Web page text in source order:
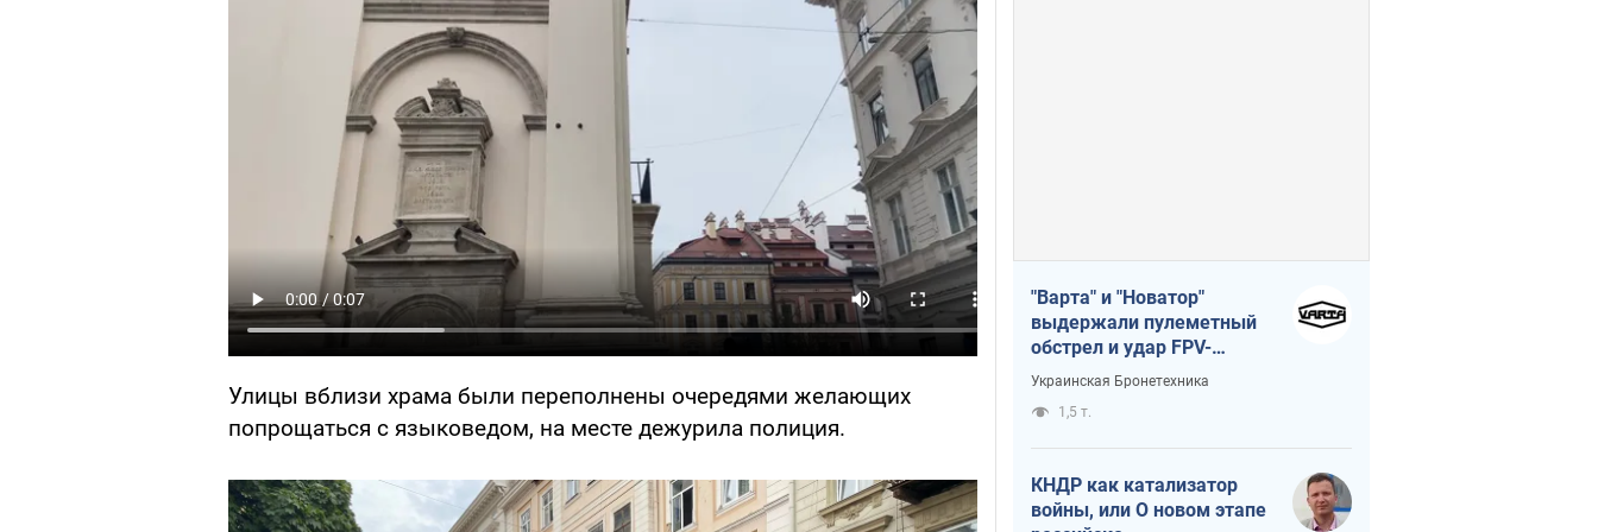
Улицы вблизи храма были переполнены очередями желающих
попрощаться с языковедом, на месте дежурила полиция.
"Варта" и "Новатор"
выдержали пулеметный
обстрел и удар FPV-
дрона, сохранив жизнь
Украинская Бронетехника
1,5 т.
КНДР как катализатор
войны, или О новом этапе